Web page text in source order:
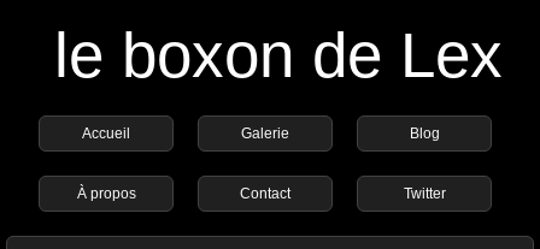
le boxon de Lex
Accueil Galerie Blog
À propos Contact Twitter